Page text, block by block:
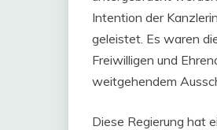
Intention der
geleistet. Es waren
Freiwilligen und
weitgehendem
Diese Regierung hat